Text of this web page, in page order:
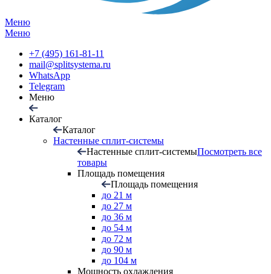
Меню
Меню
+7 (495) 161-81-11
mail@splitsystema.ru
WhatsApp
Telegram
Меню
Каталог
Каталог
Настенные сплит-системы
Настенные сплит-системыПосмотреть все
товары
Площадь помещения
Площадь помещения
до 21 м
до 27 м
до 36 м
до 54 м
до 72 м
до 90 м
до 104 м
Мощность охлаждения